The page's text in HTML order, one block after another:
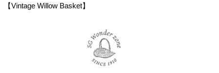
【Vintage Willow Basket】